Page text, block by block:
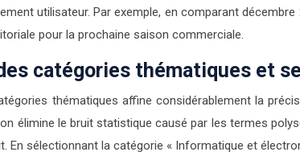
utilisateur. Par exemple, en comparant
pour la prochaine saison commerciale.
catégories thématiques et
thématiques affine considérablement la
élimine le bruit statistique causé par les termes
En sélectionnant la catégorie « Informatique et